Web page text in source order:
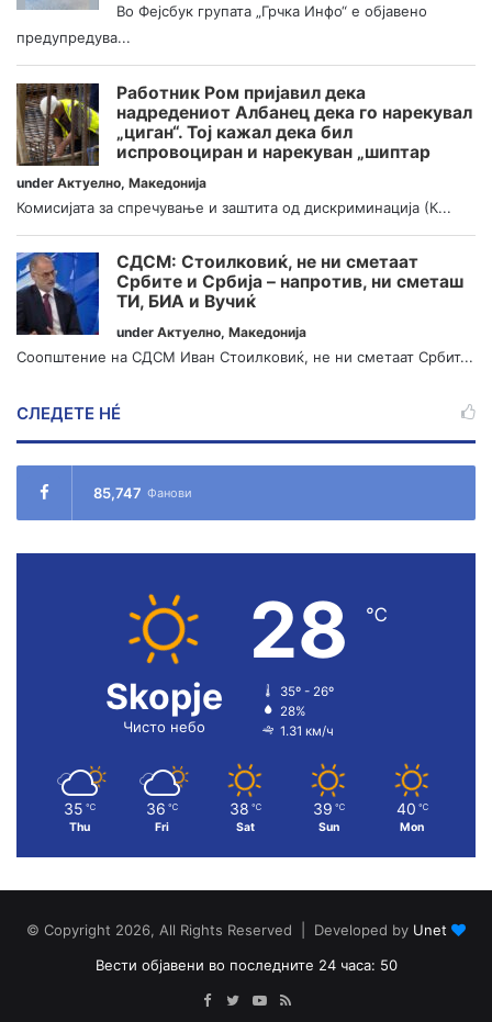
Во Фејсбук групата „Грчка Инфо“ е објавено
предупредува...
Работник Ром пријавил дека
надредениот Албанец дека го нарекувал
„циган“. Тој кажал дека бил
испровоциран и нарекуван „шиптар
under Актуелно, Македонија
Комисијата за спречување и заштита од дискриминација (К...
СДСМ: Стоилковиќ, не ни сметаат
Србите и Србија – напротив, ни сметаш
ТИ, БИА и Вучиќ
under Актуелно, Македонија
Соопштение на СДСМ Иван Стоилковиќ, не ни сметаат Србит...
СЛЕДЕТЕ НÉ
85,747 Фанови
Skopje
Чисто небо
28 ℃
35º - 26º
28%
1.31 км/ч
35 ℃
Thu
36 ℃
Fri
38 ℃
Sat
39 ℃
Sun
40 ℃
Mon
© Copyright 2026, All Rights Reserved | Developed by Unet
Вести објавени во последните 24 часа: 50
Facebook
TwitterYouTube
RSS